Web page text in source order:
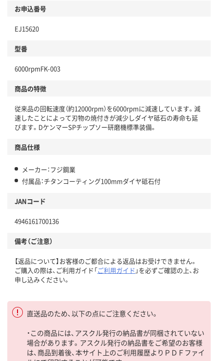
お申込番号
EJ15620
型番
6000rpmFK-003
商品の特徴
従来品の回転速度（約12000rpm）を6000rpmに減速しています。減
速したことによって刃物の焼付きが減少しダイヤ砥石の寿命も延
びます。DケンマーSPチップソー研磨機標準装備。
商品仕様
メーカー：フジ鋼業
付属品：チタンコーティング100mmダイヤ砥石付
JANコード
4946161700136
備考（ご注意）
【返品について】お客様のご都合による返品はお受けできません。
ご購入の際は、ご利用ガイド「ご利用ガイド 」を必ずご確認の上、お
申し込みください。
直送品のため、以下の点にご注意ください。
・この商品には、アスクル発行の納品書が同梱されていない
場合があります。アスクル発行の納品書をご希望のお客様
は、商品到着後、本サイト上のご利用履歴よりＰＤＦファイ